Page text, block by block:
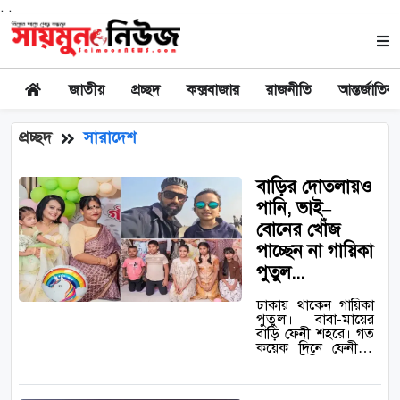
. .
জাতীয় প্রচ্ছদ কক্সবাজার রাজনীতি আন্তর্জাতিক
প্রচ্ছদ সারাদেশ
বাড়ির দোতলায়ও
পানি, ভাই–
বোনের খোঁজ
পাচ্ছেন না গায়িকা
পুতুল...
ঢাকায় থাকেন গায়িকা
পুতুল। বাবা-মায়ের
বাড়ি ফেনী শহরে। গত
কয়েক দিনে ফেনীসহ